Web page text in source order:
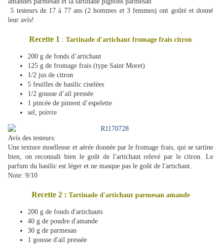
5 testeurs de 17 à 77 ans (2 hommes et 3 femmes) ont goûté et donné
leur avis!
Recette 1 : Tartinade d'artichaut fromage frais citron
200 g de fonds d’artichaut
125 g de fromage frais (type Saint Moret)
1/2 jus de citron
5 feuilles de basilic ciselées
1/2 gousse d’ail pressée
1 pincée de piment d’espelette
sel, poivre
Avis des testeurs:
Une texture moelleuse et aérée donnée par le fromage frais, qui se tartine
bien, on reconnaît bien le goût de l'artichaut relevé par le citron. Le
parfum du basilic est léger et ne masque pas le goût de l'artichaut.
Note: 9/10
Recette 2 : Tartinade d'artichaut parmesan amande
200 g de fonds d'artichauts
40 g de poudre d'amande
30 g de parmesan
1 gousse d'ail pressée